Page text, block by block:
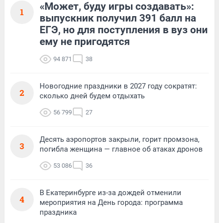
1
«Может, буду игры создавать»:
выпускник получил 391 балл на
ЕГЭ, но для поступления в вуз они
ему не пригодятся
94 871 38
2
Новогодние праздники в 2027 году сократят:
сколько дней будем отдыхать
56 799 27
3
Десять аэропортов закрыли, горит промзона,
погибла женщина — главное об атаках дронов
53 086 36
4
В Екатеринбурге из-за дождей отменили
мероприятия на День города: программа
праздника